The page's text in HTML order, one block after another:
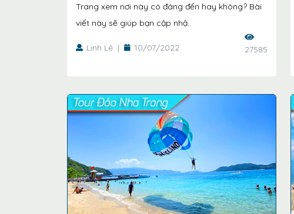
Trang xem nơi này có đáng đến hay không? Bài
viết này sẽ giúp bạn cập nhậ..
Linh Lê | 10/07/2022 27585